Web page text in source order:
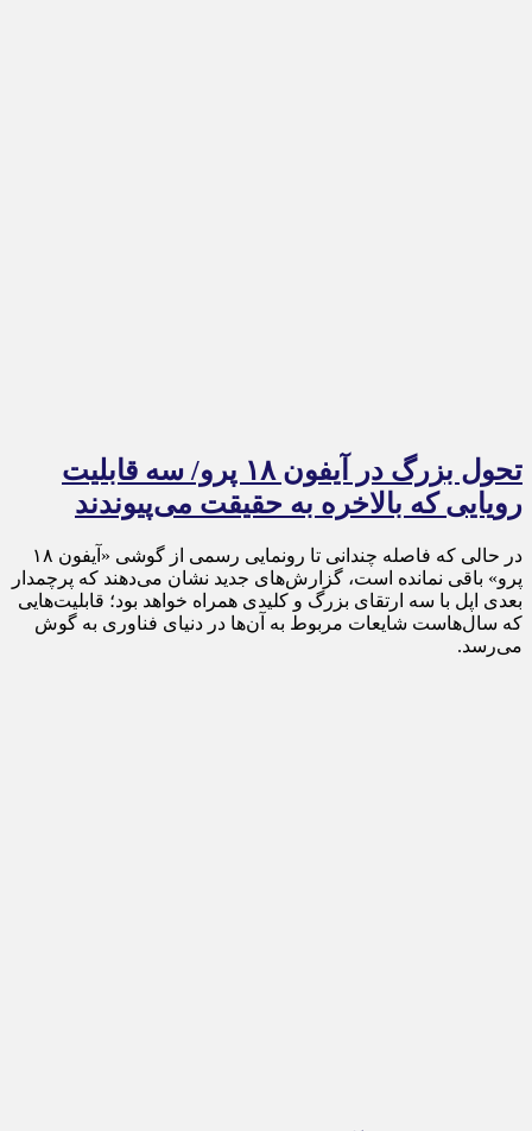
تحول بزرگ در آیفون ۱۸ پرو/ سه قابلیت
رویایی که بالاخره به حقیقت می‌پیوندند
در حالی که فاصله چندانی تا رونمایی رسمی از گوشی «آیفون ۱۸
پرو» باقی نمانده است، گزارش‌های جدید نشان می‌دهند که پرچمدار
بعدی اپل با سه ارتقای بزرگ و کلیدی همراه خواهد بود؛ قابلیت‌هایی
که سال‌هاست شایعات مربوط به آن‌ها در دنیای فناوری به گوش
می‌رسد.